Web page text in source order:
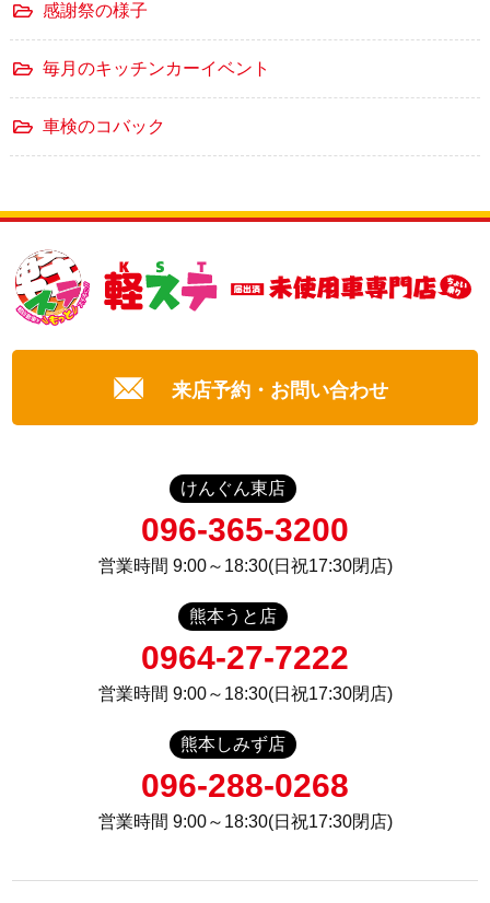
感謝祭の様子
毎月のキッチンカーイベント
車検のコバック
来店予約・お問い合わせ
けんぐん東店
096-365-3200
営業時間 9:00～18:30(日祝17:30閉店)
熊本うと店
0964-27-7222
営業時間 9:00～18:30(日祝17:30閉店)
熊本しみず店
096-288-0268
営業時間 9:00～18:30(日祝17:30閉店)